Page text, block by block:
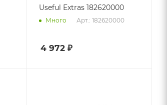
Useful Extras 182620000
Много Арт.: 182620000
4 972 ₽